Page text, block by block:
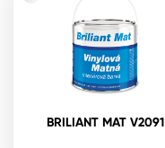
BRILIANT MAT V2091